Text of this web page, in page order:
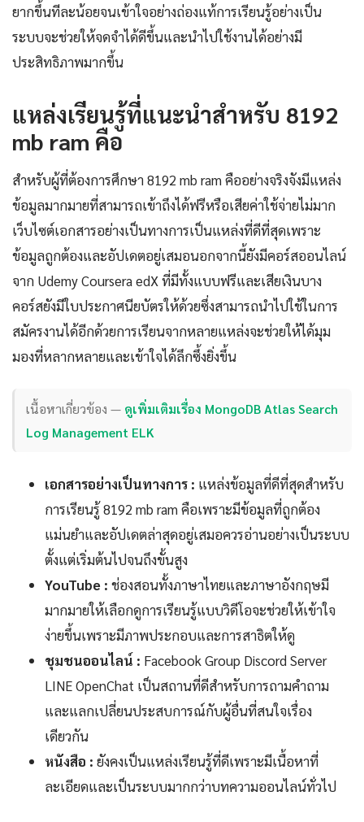
ยากขึ้นทีละน้อยจนเข้าใจอย่างถ่องแท้การเรียนรู้อย่างเป็น
ระบบจะช่วยให้จดจำได้ดีขึ้นและนำไปใช้งานได้อย่างมี
ประสิทธิภาพมากขึ้น
แหล่งเรียนรู้ที่แนะนำสำหรับ 8192
mb ram คือ
สำหรับผู้ที่ต้องการศึกษา 8192 mb ram คืออย่างจริงจังมีแหล่ง
ข้อมูลมากมายที่สามารถเข้าถึงได้ฟรีหรือเสียค่าใช้จ่ายไม่มาก
เว็บไซต์เอกสารอย่างเป็นทางการเป็นแหล่งที่ดีที่สุดเพราะ
ข้อมูลถูกต้องและอัปเดตอยู่เสมอนอกจากนี้ยังมีคอร์สออนไลน์
จาก Udemy Coursera edX ที่มีทั้งแบบฟรีและเสียเงินบาง
คอร์สยังมีใบประกาศนียบัตรให้ด้วยซึ่งสามารถนำไปใช้ในการ
สมัครงานได้อีกด้วยการเรียนจากหลายแหล่งจะช่วยให้ได้มุม
มองที่หลากหลายและเข้าใจได้ลึกซึ้งยิ่งขึ้น
เนื้อหาเกี่ยวข้อง — ดูเพิ่มเติมเรื่อง MongoDB Atlas Search
Log Management ELK
เอกสารอย่างเป็นทางการ : แหล่งข้อมูลที่ดีที่สุดสำหรับ
การเรียนรู้ 8192 mb ram คือเพราะมีข้อมูลที่ถูกต้อง
แม่นยำและอัปเดตล่าสุดอยู่เสมอควรอ่านอย่างเป็นระบบ
ตั้งแต่เริ่มต้นไปจนถึงขั้นสูง
YouTube : ช่องสอนทั้งภาษาไทยและภาษาอังกฤษมี
มากมายให้เลือกดูการเรียนรู้แบบวิดีโอจะช่วยให้เข้าใจ
ง่ายขึ้นเพราะมีภาพประกอบและการสาธิตให้ดู
ชุมชนออนไลน์ : Facebook Group Discord Server
LINE OpenChat เป็นสถานที่ดีสำหรับการถามคำถาม
และแลกเปลี่ยนประสบการณ์กับผู้อื่นที่สนใจเรื่อง
เดียวกัน
หนังสือ : ยังคงเป็นแหล่งเรียนรู้ที่ดีเพราะมีเนื้อหาที่
ละเอียดและเป็นระบบมากกว่าบทความออนไลน์ทั่วไป